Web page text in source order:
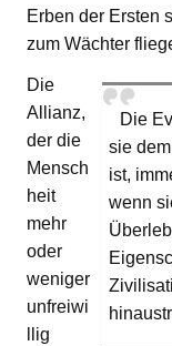
Erben der Ersten
zum Wächter
Die
sie
ist,
wenn
Die
Allianz,
der die
Mensch
heit
mehr
oder
weniger
unfreiwi
llig